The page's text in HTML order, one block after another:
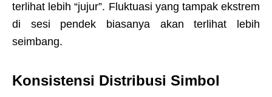
terlihat lebih “jujur”. Fluktuasi yang tampak ekstrem
di sesi pendek biasanya akan terlihat lebih
seimbang.
Konsistensi Distribusi Simbol